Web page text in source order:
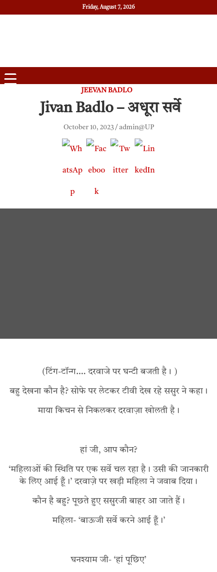
Friday, August 7, 2026
JEEVAN BADLO
Jivan Badlo – अधूरा सर्वे
October 10, 2023 admin@UP
(टिंग-टॉन्ग…. दरवाजे पर घन्टी बजती है। )
बहु देखना कौन है? सोफे पर लेटकर टीवी देख रहे ससुर ने कहा।
माया किचन से निकलकर दरवाज़ा खोलती है।
हां जी, आप कौन?
‘महिलाओं की स्थिति पर एक सर्वे चल रहा है। उसी की जानकारी
के लिए आई हूँ।’ दरवाज़े पर खड़ी महिला ने जवाब दिया।
कौन है बहु? पूछते हुए ससुरजी बाहर आ जाते हैं।
महिला- ‘बाऊजी सर्वे करने आई हूँ।’
घनश्याम जी- ‘हां पूछिए’